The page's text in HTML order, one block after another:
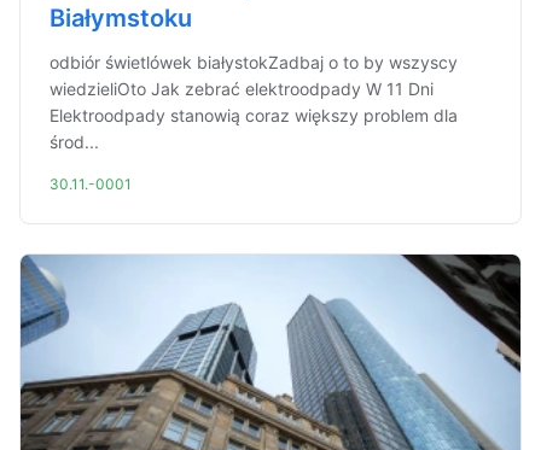
Białymstoku
odbiór świetlówek białystokZadbaj o to by wszyscy
wiedzieliOto Jak zebrać elektroodpady W 11 Dni
Elektroodpady stanowią coraz większy problem dla
środ...
30.11.-0001